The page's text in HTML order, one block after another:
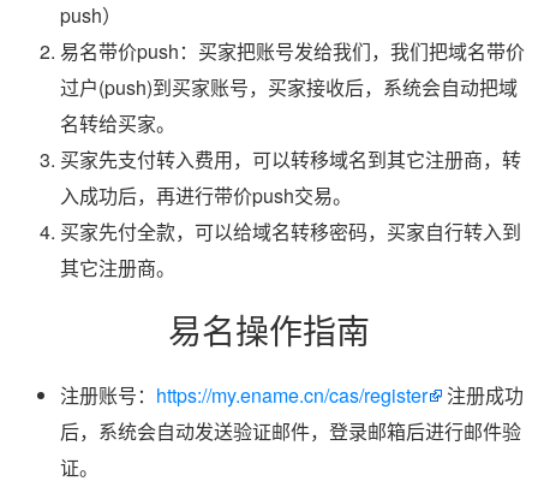
push）
易名带价push：买家把账号发给我们，我们把域名带价
过户(push)到买家账号，买家接收后，系统会自动把域
名转给买家。
买家先支付转入费用，可以转移域名到其它注册商，转
入成功后，再进行带价push交易。
买家先付全款，可以给域名转移密码，买家自行转入到
其它注册商。
易名操作指南
注册账号： https://my.ename.cn/cas/register
注册成功
后，系统会自动发送验证邮件，登录邮箱后进行邮件验
证。